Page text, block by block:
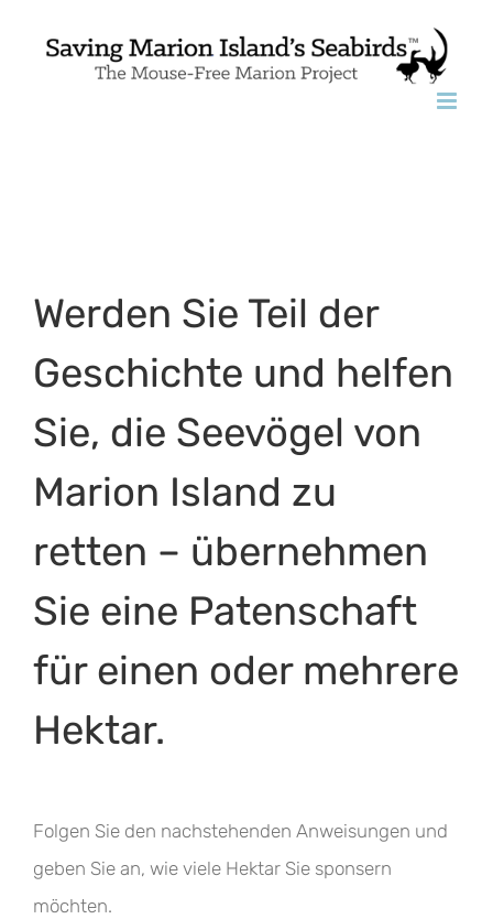
Werden Sie Teil der
Geschichte und helfen
Sie, die Seevögel von
Marion Island zu
retten – übernehmen
Sie eine Patenschaft
für einen oder mehrere
Hektar.
Folgen Sie den nachstehenden Anweisungen und
geben Sie an, wie viele Hektar Sie sponsern
möchten.